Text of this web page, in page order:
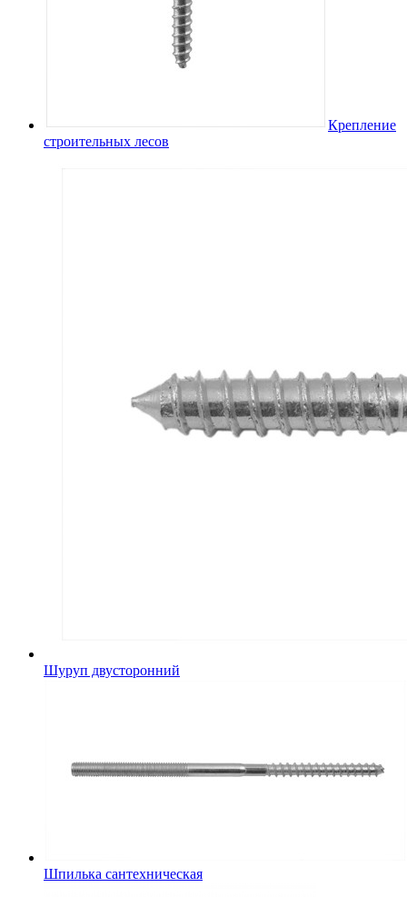
Крепление
строительных лесов
Шуруп двусторонний
Шпилька сантехническая